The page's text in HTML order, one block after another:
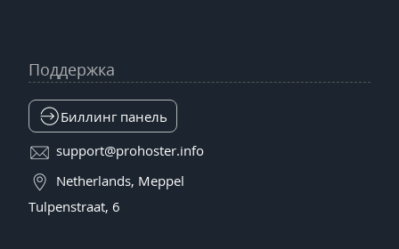
Поддержка
Биллинг панель
support@prohoster.info
Netherlands, Meppel
Tulpenstraat, 6